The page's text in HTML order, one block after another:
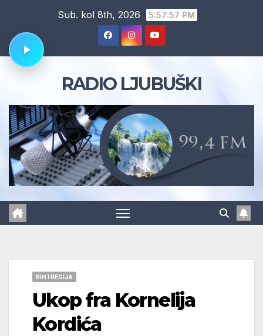
content
Sub. kol 8th, 2026 5:57:58 PM
RADIO LJUBUŠKI
BIH I REGIJA
Ukop fra Kornelija
Kordića